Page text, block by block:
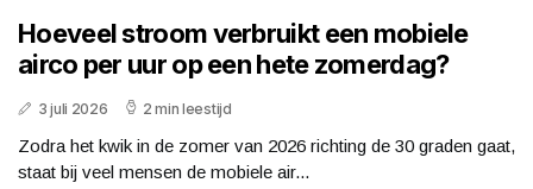
Hoeveel stroom verbruikt een mobiele
airco per uur op een hete zomerdag?
3 juli 2026 2 min leestijd
Zodra het kwik in de zomer van 2026 richting de 30 graden gaat,
staat bij veel mensen de mobiele air...